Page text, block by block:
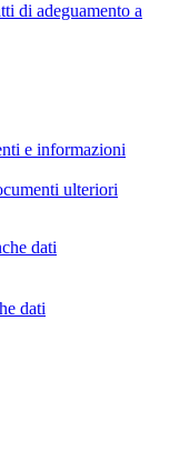
di adeguamento a
e informazioni
ulteriori
dati
dati